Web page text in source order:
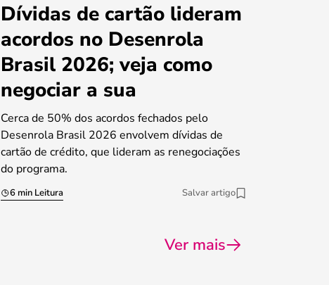
Dívidas de cartão lideram
acordos no Desenrola
Brasil 2026; veja como
negociar a sua
Cerca de 50% dos acordos fechados pelo
Desenrola Brasil 2026 envolvem dívidas de
cartão de crédito, que lideram as renegociações
do programa.
6 min Leitura Salvar artigo
Ver mais